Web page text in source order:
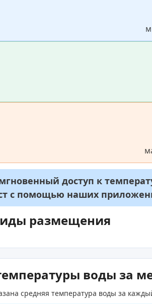
доступ к
с помощью наших
размещения
воды за
средняя температура воды за